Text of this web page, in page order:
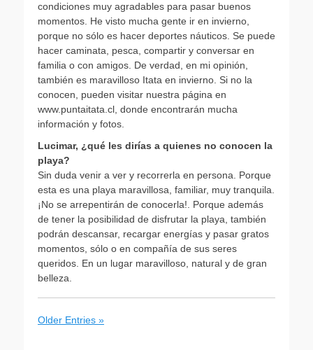
condiciones muy agradables para pasar buenos
momentos. He visto mucha gente ir en invierno,
porque no sólo es hacer deportes náuticos. Se puede
hacer caminata, pesca, compartir y conversar en
familia o con amigos. De verdad, en mi opinión,
también es maravilloso Itata en invierno. Si no la
conocen, pueden visitar nuestra página en
www.puntaitata.cl, donde encontrarán mucha
información y fotos.
Lucimar, ¿qué les dirías a quienes no conocen la
playa?
Sin duda venir a ver y recorrerla en persona. Porque
esta es una playa maravillosa, familiar, muy tranquila.
¡No se arrepentirán de conocerla!. Porque además
de tener la posibilidad de disfrutar la playa, también
podrán descansar, recargar energías y pasar gratos
momentos, sólo o en compañía de sus seres
queridos. En un lugar maravilloso, natural y de gran
belleza.
Older Entries »